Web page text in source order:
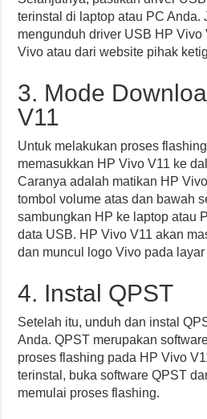
terinstal di laptop atau PC Anda.
mengunduh driver USB HP Vivo
Vivo atau dari website pihak
3. Mode
V11
Untuk melakukan proses
memasukkan HP Vivo V11 ke
Caranya adalah matikan HP
tombol volume atas dan bawah
sambungkan HP ke laptop atau
data USB. HP Vivo V11 akan
dan muncul logo Vivo pada layar
4. Instal QPST
Setelah itu, unduh dan instal
Anda. QPST merupakan
proses flashing pada HP Vivo
terinstal, buka software QPST
memulai proses flashing.